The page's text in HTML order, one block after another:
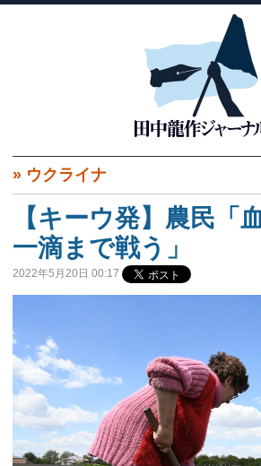
» ウクライナ
【キーウ発】農民「
一滴まで戦う」
2022年5月20日 00:17